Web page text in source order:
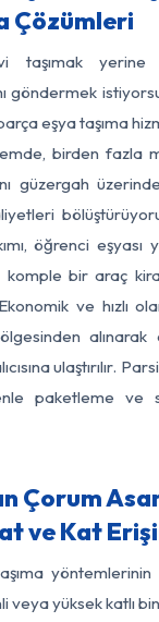
Çözümleri
taşımak yerine
göndermek
eşya taşıma
birden fazla
güzergah
öğrenci eşyası
komple bir araç
Ekonomik ve hızlı
ulaştırılır.
paketleme ve
Çorum
ve Kat
yöntemlerinin
veya yüksek katlı